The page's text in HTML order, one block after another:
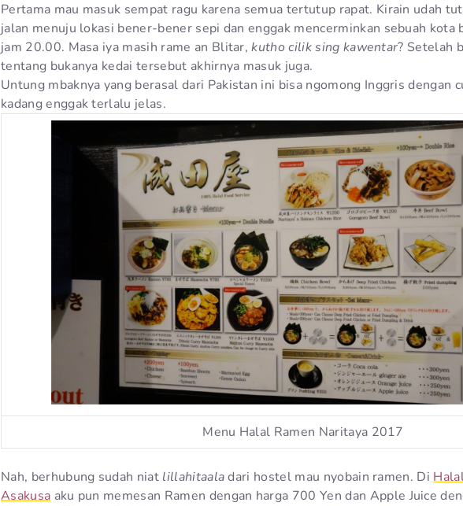
Pertama mau masuk sempat ragu karena semua tertutup rapat. Kirain udah
jalan menuju lokasi bener-bener sepi dan enggak mencerminkan sebuah kota
jam 20.00. Masa iya masih rame an Blitar,kutho cilik sing kawentar? Setelah
tentang bukanya kedai tersebut akhirnya masuk juga.
Untung mbaknya yang berasal dari Pakistan ini bisa ngomong Inggris dengan
kadang enggak terlalu jelas.
Menu Halal Ramen Naritaya 2017
Nah, berhubung sudah niat lillahitaaladari hostel mau nyobain ramen. Di
Asakusa aku pun memesan Ramen dengan harga 700 Yen dan Apple Juice